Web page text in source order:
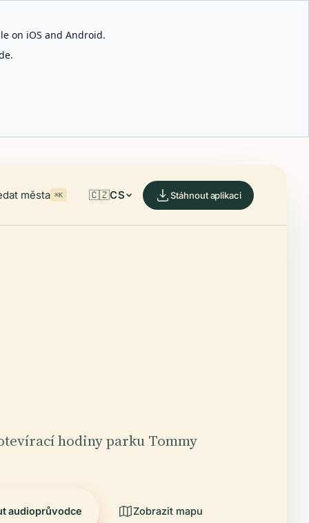
on iOS and Android.
města ⌘K 🇨🇿CS Stáhnout aplikaci
hodiny parku Tommy
audioprůvodce Zobrazit mapu